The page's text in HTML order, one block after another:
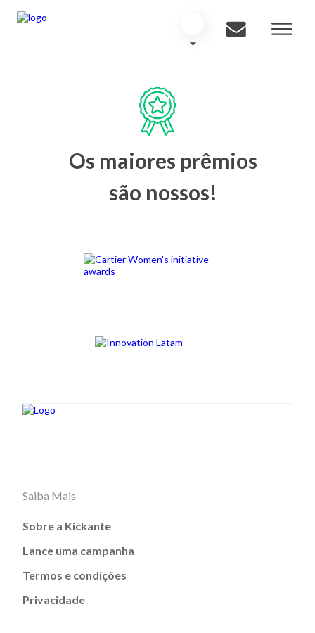
Os maiores prêmios
são nossos!
Saiba Mais
Sobre a Kickante
Lance uma campanha
Termos e condições
Privacidade